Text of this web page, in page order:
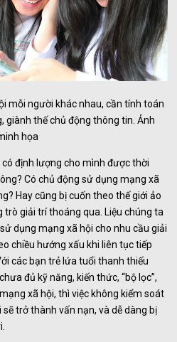
mỗi người khác nhau, cần tính toán
giành thế chủ động thông tin. Ảnh
họa
định lượng cho mình được thời
Có chủ động sử dụng mạng xã
Hay cũng bị cuốn theo thế giới ảo
giải trí thoáng qua. Liệu chúng ta
dụng mạng xã hội cho nhu cầu giải
chiều hướng xấu khi liên tục tiếp
các bạn trẻ lứa tuổi thanh thiếu
đủ kỹ năng, kiến thức, “bộ lọc”,
xã hội, thì việc không kiểm soát
trở thành vấn nạn, và dễ dàng bị